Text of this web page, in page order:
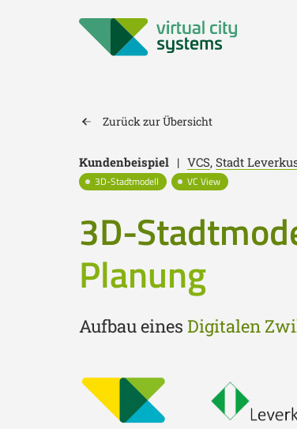
Zurück zur Übersicht
Kundenbeispiel | VCS, Stadt
3D-Stadtmodell VC View
3D-
Planung
Aufbau eines Digitalen